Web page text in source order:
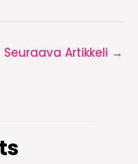
Seuraava Artikkeli →